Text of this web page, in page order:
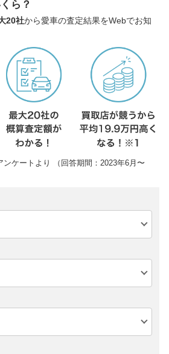
ら？
20社から愛車の査定結果をWebでお知
ケートより （回答期間：2023年6月〜